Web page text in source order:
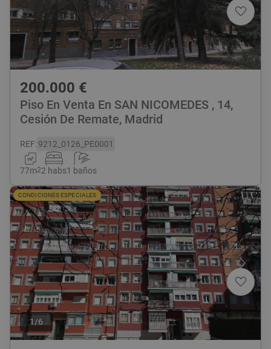
200.000 €
Piso En Venta En SAN NICOMEDES , 14,
Cesión De Remate, Madrid
REF:9212_0126_PE0001
77m22 habs1 baños
1 /6
CONDICIONES ESPECIALES